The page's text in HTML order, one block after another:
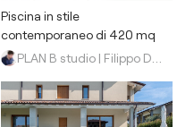
Piscina in stile
contemporaneo di 420 mq
PLAN B studio | Filippo Dell'Orto